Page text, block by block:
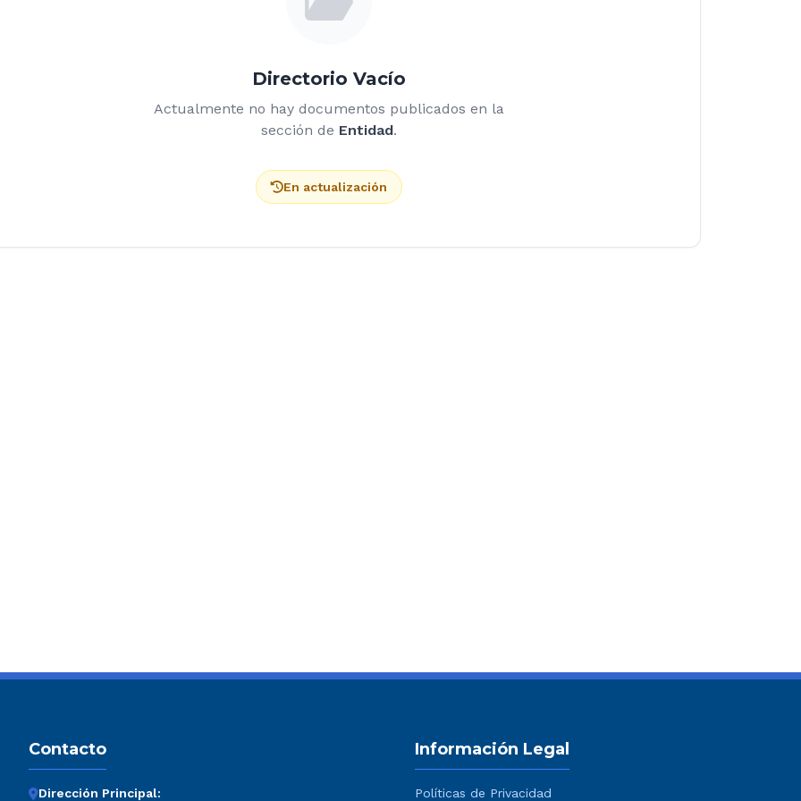
Directorio Vacío
Actualmente no hay documentos publicados en la
sección de Entidad.
En actualización
Contacto
Dirección Principal:
Información Legal
Políticas de Privacidad